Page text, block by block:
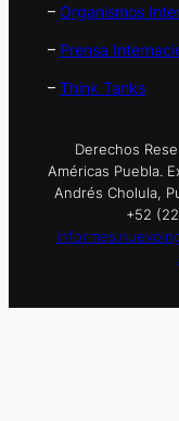
– Organismos
– Prensa
– Think Tanks
Derechos
Américas Puebla.
Andrés Cholula,
+52